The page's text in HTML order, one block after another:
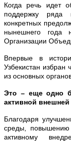
Когда речь идет
поддержку ряда
конкретных
нынешнего года
Организации
Впервые в
Узбекистан
из основных
Это – еще одно
активной внешней
Благодаря
среды, повышению
активному